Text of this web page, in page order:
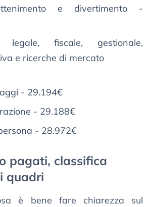
e divertimento -
legale, fiscale, gestionale,
e ricerche di mercato
- 29.194€
- 29.188€
- 28.972€
pagati, classifica
quadri
è bene fare chiarezza sul